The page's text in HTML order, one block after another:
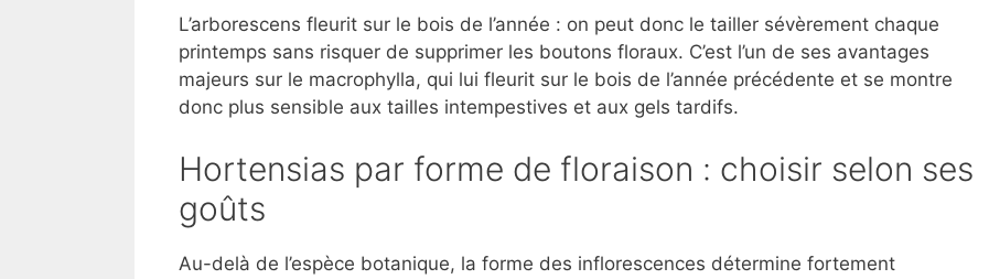
L’arborescens fleurit sur le bois de l’année : on peut donc le tailler sévèrement chaque
printemps sans risquer de supprimer les boutons floraux. C’est l’un de ses avantages
majeurs sur le macrophylla, qui lui fleurit sur le bois de l’année précédente et se montre
donc plus sensible aux tailles intempestives et aux gels tardifs.
Hortensias par forme de floraison : choisir selon ses
goûts
Au-delà de l’espèce botanique, la forme des inflorescences détermine fortement